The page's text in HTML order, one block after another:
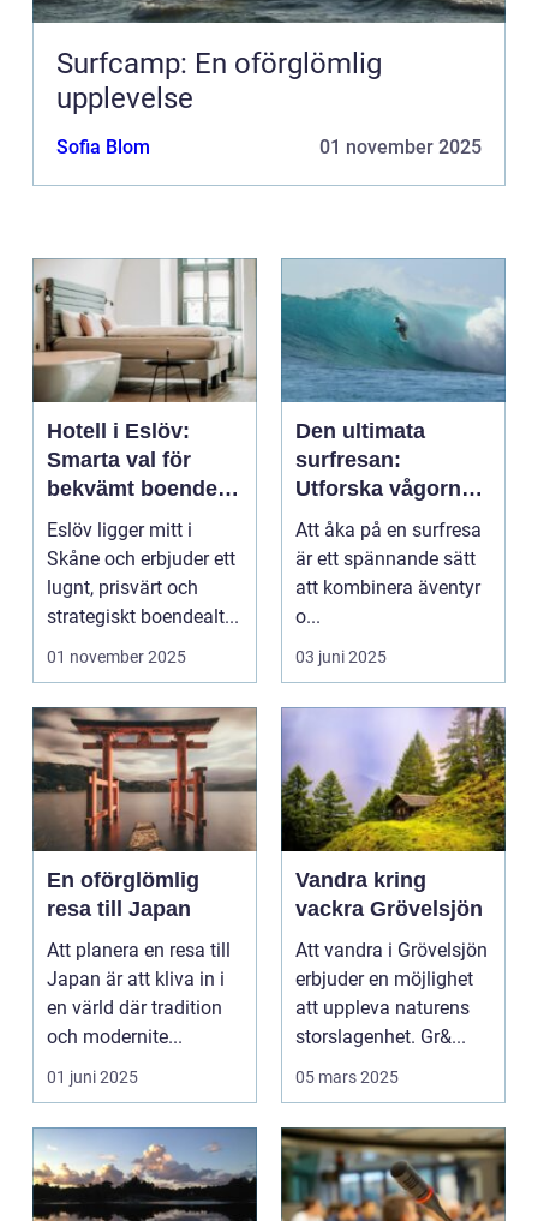
Surfcamp: En oförglömlig
upplevelse
Sofia Blom 01 november 2025
Hotell i Eslöv:
Smarta val för
bekvämt boende i
hjärtat av Skåne
Eslöv ligger mitt i
Skåne och erbjuder ett
lugnt, prisvärt och
strategiskt boendealt...
01 november 2025
Den ultimata
surfresan:
Utforska vågorna
och upptäck
äventyret
Att åka på en surfresa
är ett spännande sätt
att kombinera äventyr
o...
03 juni 2025
En oförglömlig
resa till Japan
Att planera en resa till
Japan är att kliva in i
en värld där tradition
och modernite...
01 juni 2025
Vandra kring
vackra Grövelsjön
Att vandra i Grövelsjön
erbjuder en möjlighet
att uppleva naturens
storslagenhet. Gr&...
05 mars 2025